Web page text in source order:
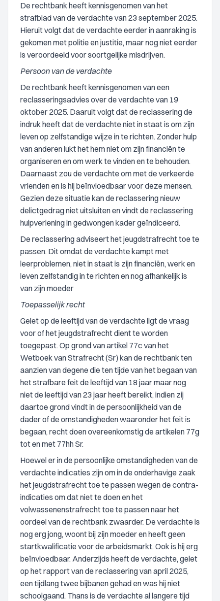
De rechtbank heeft kennisgenomen van het
strafblad van de verdachte van 23 september 2025.
Hieruit volgt dat de verdachte eerder in aanraking is
gekomen met politie en justitie, maar nog niet eerder
is veroordeeld voor soortgelijke misdrijven.
Persoon van de verdachte
De rechtbank heeft kennisgenomen van een
reclasseringsadvies over de verdachte van 19
oktober 2025. Daaruit volgt dat de reclassering de
indruk heeft dat de verdachte niet in staat is om zijn
leven op zelfstandige wijze in te richten. Zonder hulp
van anderen lukt het hem niet om zijn financiën te
organiseren en om werk te vinden en te behouden.
Daarnaast zou de verdachte om met de verkeerde
vrienden en is hij beïnvloedbaar voor deze mensen.
Gezien deze situatie kan de reclassering nieuw
delictgedrag niet uitsluiten en vindt de reclassering
hulpverlening in gedwongen kader geïndiceerd.
De reclassering adviseert het jeugdstrafrecht toe te
passen. Dit omdat de verdachte kampt met
leerproblemen, niet in staat is zijn financiën, werk en
leven zelfstandig in te richten en nog afhankelijk is
van zijn moeder
Toepasselijk recht
Gelet op de leeftijd van de verdachte ligt de vraag
voor of het jeugdstrafrecht dient te worden
toegepast. Op grond van artikel 77c van het
Wetboek van Strafrecht (Sr) kan de rechtbank ten
aanzien van degene die ten tijde van het begaan van
het strafbare feit de leeftijd van 18 jaar maar nog
niet de leeftijd van 23 jaar heeft bereikt, indien zij
daartoe grond vindt in de persoonlijkheid van de
dader of de omstandigheden waaronder het feit is
begaan, recht doen overeenkomstig de artikelen 77g
tot en met 77hh Sr.
Hoewel er in de persoonlijke omstandigheden van de
verdachte indicaties zijn om in de onderhavige zaak
het jeugdstrafrecht toe te passen wegen de contra-
indicaties om dat niet te doen en het
volwassenenstrafrecht toe te passen naar het
oordeel van de rechtbank zwaarder. De verdachte is
nog erg jong, woont bij zijn moeder en heeft geen
startkwalificatie voor de arbeidsmarkt. Ook is hij erg
beïnvloedbaar. Anderzijds heeft de verdachte, gelet
op het rapport van de reclassering van april 2025,
een tijdlang twee bijbanen gehad en was hij niet
schoolgaand. Thans is de verdachte al langere tijd